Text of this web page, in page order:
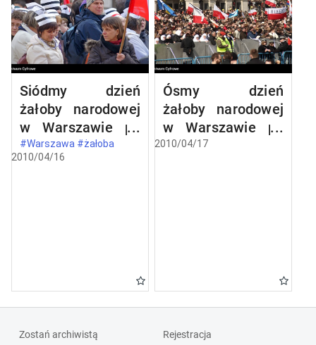
Siódmy dzień
żałoby narodowej
w Warszawie po
katastrofie
lotniczej w
#Warszawa #żałoba
2010/04/16
Ósmy dzień
żałoby narodowej
w Warszawie po
katastrofie
2010/04/17
Zostań archiwistą
Rejestracja